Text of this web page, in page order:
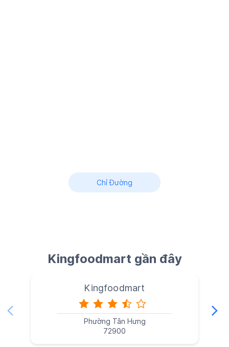
Chỉ Đường
Kingfoodmart gần đây
Kingfoodmart
Phường Tân Hưng
72900